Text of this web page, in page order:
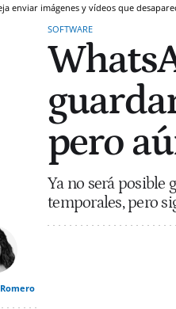
enviar imágenes y vídeos que
SOFTWARE
pero
Ya no será posible
temporales, pero